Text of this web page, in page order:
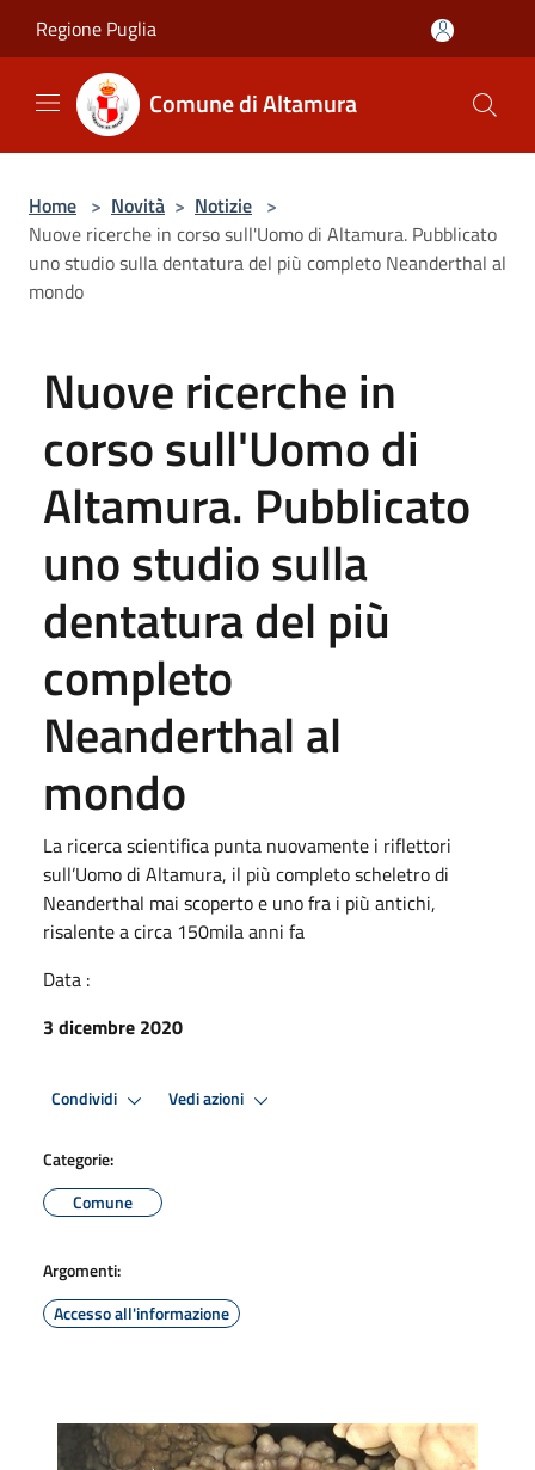
Regione Puglia
Comune di Altamura
Home > Novità > Notizie >
Nuove ricerche in corso sull'Uomo di Altamura. Pubblicato
uno studio sulla dentatura del più completo Neanderthal al
mondo
Nuove ricerche in
corso sull'Uomo di
Altamura. Pubblicato
uno studio sulla
dentatura del più
completo
Neanderthal al
mondo
La ricerca scientifica punta nuovamente i riflettori
sull’Uomo di Altamura, il più completo scheletro di
Neanderthal mai scoperto e uno fra i più antichi,
risalente a circa 150mila anni fa
Data :
3 dicembre 2020
Condividi Vedi azioni
Categorie:
Comune
Argomenti:
Accesso all'informazione